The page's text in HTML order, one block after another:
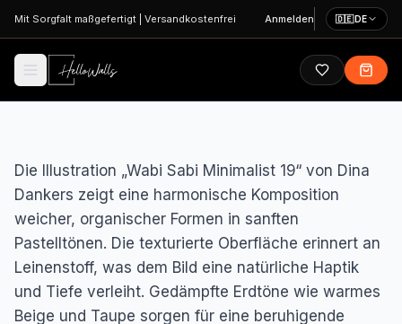
Zum Hauptinhalt springen
Mit Sorgfalt maßgefertigt Versandkostenfrei Anmelden 🇩🇪DE
Die Illustration „Wabi Sabi Minimalist 19“ von Dina
Dankers zeigt eine harmonische Komposition
weicher, organischer Formen in sanften
Pastelltönen. Die texturierte Oberfläche erinnert an
Leinenstoff, was dem Bild eine natürliche Haptik
und Tiefe verleiht. Gedämpfte Erdtöne wie warmes
Beige und Taupe sorgen für eine beruhigende